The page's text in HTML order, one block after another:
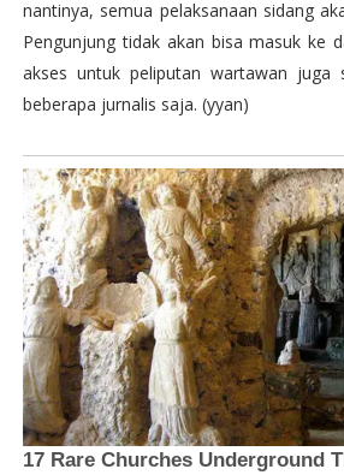
nantinya, semua pelaksanaan sidang
Pengunjung tidak akan bisa masuk ke
akses untuk peliputan wartawan juga
beberapa jurnalis saja. (yyan)